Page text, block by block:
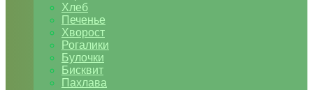
Хлеб
Печенье
Хворост
Рогалики
Булочки
Бисквит
Пахлава